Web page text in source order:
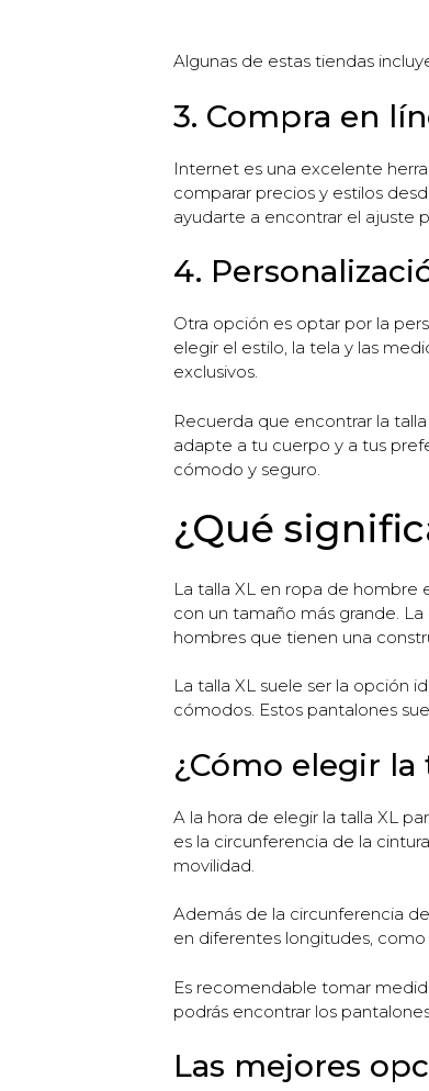
Algunas de estas tiendas
3. Compra en
Internet es una excelente
comparar precios y estilos
ayudarte a encontrar el ajuste
4.
Otra opción es optar por la
elegir el estilo, la tela y las
exclusivos.
Recuerda que encontrar la
adapte a tu cuerpo y a tus
cómodo y seguro.
¿Qué
La talla XL en ropa de hombre
con un tamaño más grande.
hombres que tienen una
La talla XL suele ser la opción
cómodos. Estos pantalones
¿Cómo elegir la
A la hora de elegir la talla XL
es la circunferencia de la
movilidad.
Además de la circunferencia
en diferentes longitudes, como
Es recomendable tomar
podrás encontrar los
Las mejores